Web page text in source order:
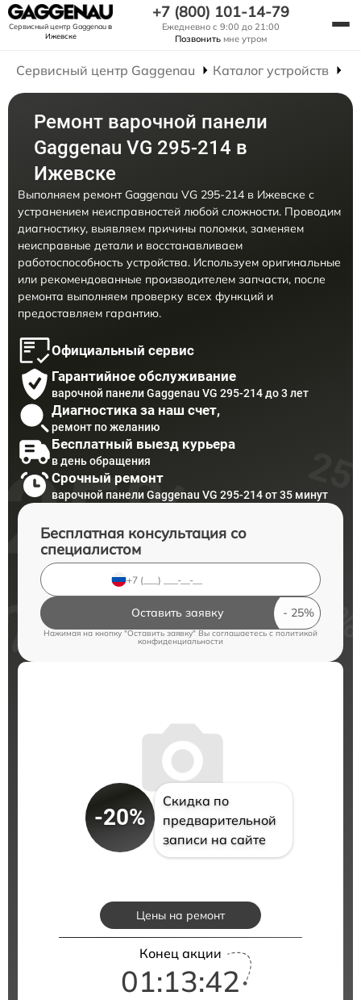
Сервисный центр Gaggenauв
Ижевске
+7 (800) 101-14-79
Ежедневно с 9:00 до 21:00
Позвонить мне утром
Сервисный центр Gaggenau Каталог устройств
Ремонт варочной панели
Gaggenau VG 295-214 в
Ижевске
Выполняем ремонт Gaggenau VG 295-214 в Ижевске с
устранением неисправностей любой сложности. Проводим
диагностику, выявляем причины поломки, заменяем
неисправные детали и восстанавливаем
работоспособность устройства. Используем оригинальные
или рекомендованные производителем запчасти, после
ремонта выполняем проверку всех функций и
предоставляем гарантию.
Официальный сервис
Гарантийное обслуживание
варочной панели Gaggenau VG 295-214 до 3 лет
Диагностика за наш счет,
ремонт по желанию
Бесплатный выезд курьера
в день обращения
Срочный ремонт
варочной панели Gaggenau VG 295-214 от 35 минут
Бесплатная консультация со
специалистом
Оставить заявку
Нажимая на кнопку "Оставить заявку" Вы соглашаетесь cполитикой
конфиденциальности
-20%
Скидка по
предварительной
записи на сайте
Цены на ремонт
Конец акции
01:13:41